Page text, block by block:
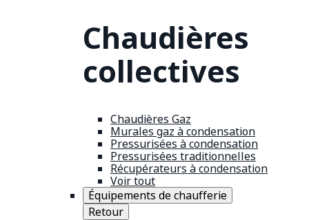
Chaudières
collectives
Chaudières Gaz
Murales gaz à condensation
Pressurisées à condensation
Pressurisées traditionnelles
Récupérateurs à condensation
Voir tout
Équipements de chaufferie
Retour